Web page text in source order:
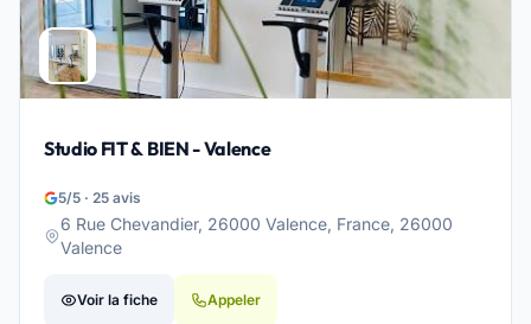
Studio FIT & BIEN - Valence
5/5 · 25 avis
6 Rue Chevandier, 26000 Valence, France, 26000
Valence
Voir la fiche Appeler